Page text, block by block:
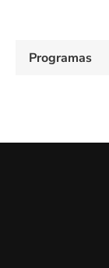
Programas